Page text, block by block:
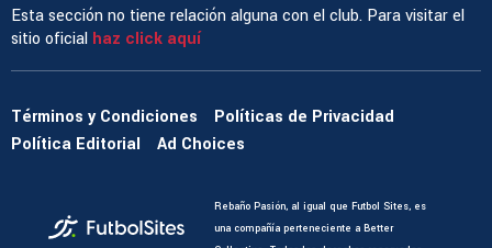
Esta sección no tiene relación alguna con el club. Para visitar el
sitio oficial haz click aquí
Términos y Condiciones
Políticas de Privacidad
Política Editorial
Ad Choices
Rebaño Pasión, al igual que Futbol Sites, es
una compañía perteneciente a Better